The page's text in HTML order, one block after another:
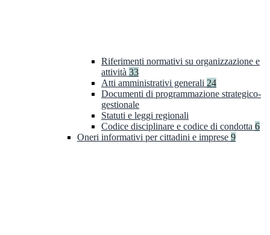
Riferimenti normativi su organizzazione e
attività 33
Atti amministrativi generali 24
Documenti di programmazione strategico-
gestionale
Statuti e leggi regionali
Codice disciplinare e codice di condotta 6
Oneri informativi per cittadini e imprese 9